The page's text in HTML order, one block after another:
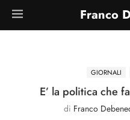
Franco
GIORNALI
E’ la politica che
di Franco